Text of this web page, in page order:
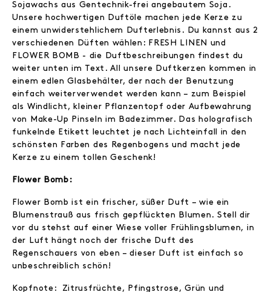
Sojawachs aus Gentechnik-frei angebautem Soja.
Unsere hochwertigen Duftöle machen jede Kerze zu
einem unwiderstehlichem Dufterlebnis. Du kannst aus 2
verschiedenen Düften wählen: FRESH LINEN und
FLOWER BOMB - die Duftbeschreibungen findest du
weiter unten im Text. All unsere Duftkerzen kommen in
einem edlen Glasbehälter, der nach der Benutzung
einfach weiterverwendet werden kann – zum Beispiel
als Windlicht, kleiner Pflanzentopf oder Aufbewahrung
von Make-Up Pinseln im Badezimmer. Das holografisch
funkelnde Etikett leuchtet je nach Lichteinfall in den
schönsten Farben des Regenbogens und macht jede
Kerze zu einem tollen Geschenk!
Flower Bomb:
Flower Bomb ist ein frischer, süßer Duft – wie ein
Blumenstrauß aus frisch gepflückten Blumen. Stell dir
vor du stehst auf einer Wiese voller Frühlingsblumen, in
der Luft hängt noch der frische Duft des
Regenschauers von eben – dieser Duft ist einfach so
unbeschreiblich schön!
Kopfnote: Zitrusfrüchte, Pfingstrose, Grün und